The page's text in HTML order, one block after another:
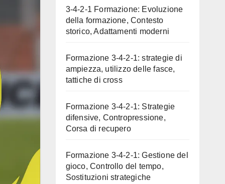
3-4-2-1 Formazione: Evoluzione
della formazione, Contesto
storico, Adattamenti moderni
Formazione 3-4-2-1: strategie di
ampiezza, utilizzo delle fasce,
tattiche di cross
Formazione 3-4-2-1: Strategie
difensive, Contropressione,
Corsa di recupero
Formazione 3-4-2-1: Gestione del
gioco, Controllo del tempo,
Sostituzioni strategiche